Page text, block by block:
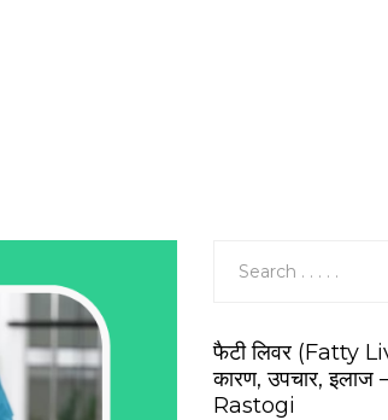
फैटी लिवर (Fatty
कारण, उपचार,
Rastogi